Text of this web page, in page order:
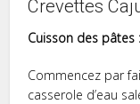
Crevettes
Cuisson des pâtes :
Commencez par
casserole d’eau